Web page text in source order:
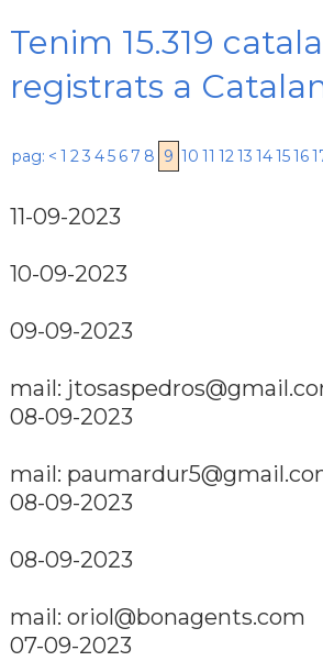
Tenim 15.319
registrats a
pag: < 1 23 45 6 7 8 9 10 11 1213 141516
11-09-2023
10-09-2023
09-09-2023
mail:
08-09-2023
mail:
08-09-2023
08-09-2023
mail: oriol@bonagents.com
07-09-2023